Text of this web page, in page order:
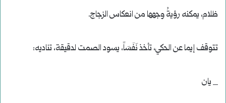
ظلام، يمكنه رؤيةُ وجهها من انعكاس الزجاج.
تتوقف إيما عن الحكي، تأخذ نَفَسَاً، يسود الصمت لدقيقة، تناديه:
_ يان